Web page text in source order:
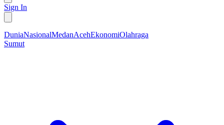
Sign In
DuniaNasionalMedanAcehEkonomiOlahraga
Sumut